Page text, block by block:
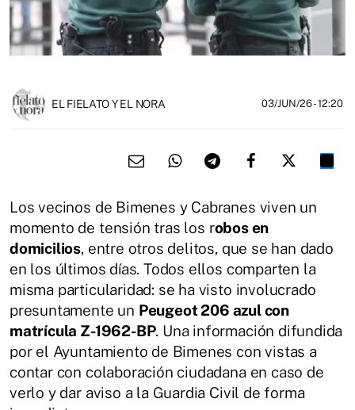
EL FIELATO Y EL NORA 03/JUN/26- 12:20
Los vecinos de Bimenes y Cabranes viven un
momento de tensión tras los robos en
domicilios, entre otros delitos, que se han dado
en los últimos días. Todos ellos comparten la
misma particularidad: se ha visto involucrado
presuntamente un Peugeot 206 azul con
matrícula Z-1962-BP. Una información difundida
por el Ayuntamiento de Bimenes con vistas a
contar con colaboración ciudadana en caso de
verlo y dar aviso a la Guardia Civil de forma